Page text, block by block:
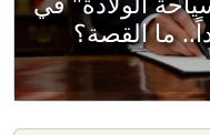
ما القصة؟